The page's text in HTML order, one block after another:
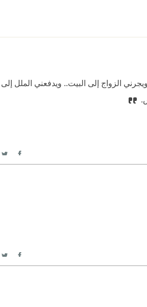
الزواج إلى البيت.. ويدفعني الملل